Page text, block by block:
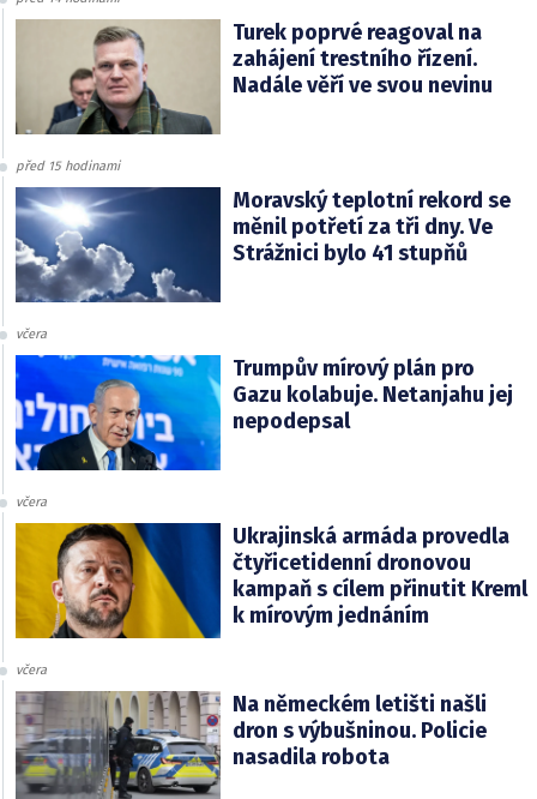
Turek poprvé reagoval na
zahájení trestního řízení.
Nadále věří ve svou nevinu
před 15 hodinami
Moravský teplotní rekord se
měnil potřetí za tři dny. Ve
Strážnici bylo 41 stupňů
včera
Trumpův mírový plán pro
Gazu kolabuje. Netanjahu jej
nepodepsal
včera
Ukrajinská armáda provedla
čtyřicetidenní dronovou
kampaň s cílem přinutit Kreml
k mírovým jednáním
včera
Na německém letišti našli
dron s výbušninou. Policie
nasadila robota